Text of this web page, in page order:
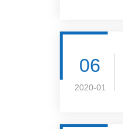
06
2020-01